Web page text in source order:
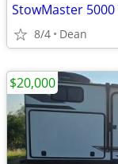
StowMaster 5000
8/4 Dean
$20,000